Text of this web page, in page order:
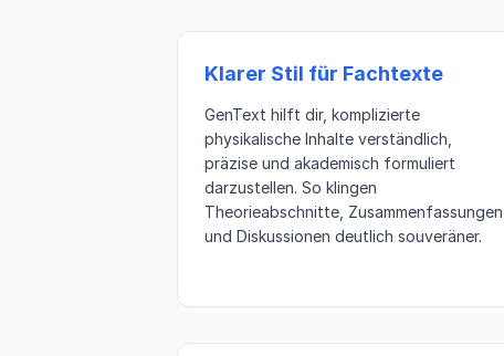
Klarer Stil für Fachtexte
GenText hilft dir, komplizierte
physikalische Inhalte verständlich,
präzise und akademisch formuliert
darzustellen. So klingen
Theorieabschnitte, Zusammenfassungen
und Diskussionen deutlich souveräner.